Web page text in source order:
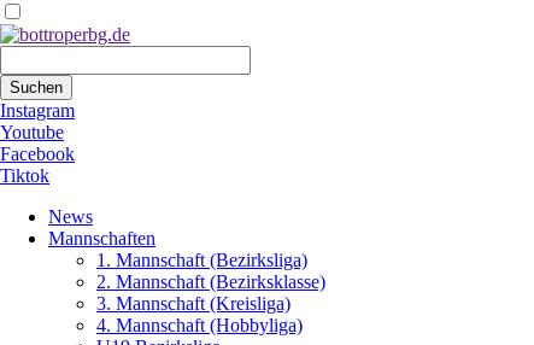
Suchen
Instagram
Youtube
Facebook
Tiktok
überspringen
News
Mannschaften
1. Mannschaft (Bezirksliga)
2. Mannschaft (Bezirksklasse)
3. Mannschaft (Kreisliga)
4. Mannschaft (Hobbyliga)